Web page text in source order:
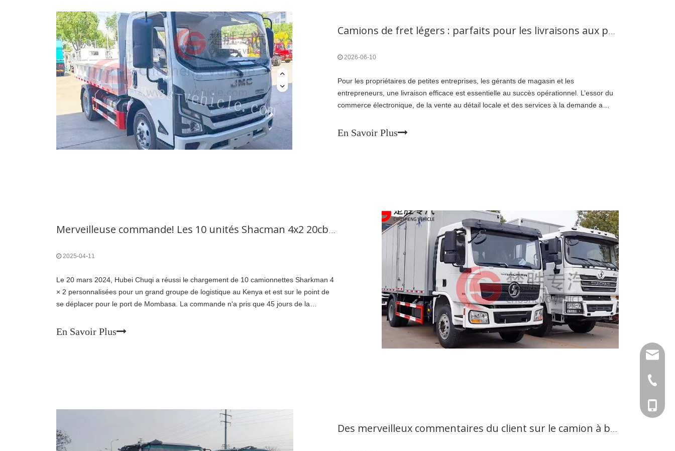
+86-
Tony :
Camions de fret légers : parfaits pour les livraisons aux petites entreprises
2026-06-10
Pour les propriétaires de petites entreprises, les gérants de magasin et les
entrepreneurs, une livraison efficace est essentielle au succès opérationnel. L’essor du
commerce électronique, de la vente au détail locale et des services à la demande a
En Savoir Plus
Merveilleuse commande! Les 10 unités Shacman 4x2 20cbm de cargaison légère au Kenya, AFICA
2025-04-11
Le 20 mars 2024, Hubei Chuqi a réussi le chargement de 10 camionnettes Sharkman 4
× 2 personnalisées pour un grand groupe de logistique au Kenya et est sur le point de
se déplacer pour le port de Mombasa. La commande n'a pris que 45 jours de la
le R
En Savoir Plus
Des merveilleux commentaires du client sur le camion à benne à benne ISUZU 4x2!